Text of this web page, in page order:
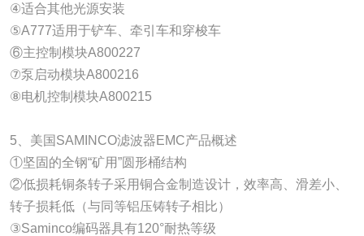
④适合其他光源安装
⑤A777适用于铲车、牵引车和穿梭车
⑥主控制模块A800227
⑦泵启动模块A800216
⑧电机控制模块A800215
5、美国SAMINCO滤波器EMC产品概述
①坚固的全钢“矿用”圆形桶结构
②低损耗铜条转子采用铜合金制造设计，效率高、滑差小、
转子损耗低（与同等铝压铸转子相比）
③Saminco编码器具有120°耐热等级